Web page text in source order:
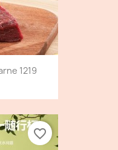
1219
favorite_border